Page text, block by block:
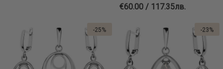
€60.00 / 117.35лв.
-25% -23%